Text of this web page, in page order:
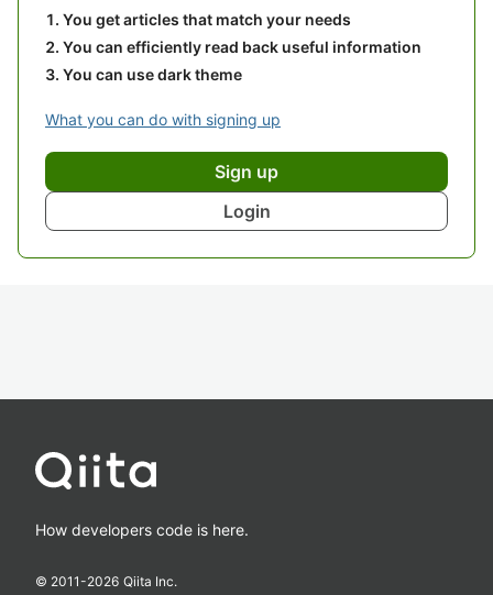
You get articles that match your needs
You can efficiently read back useful information
You can use dark theme
What you can do with signing up
Sign up
Login
How developers code is here.
© 2011-2026 Qiita Inc.